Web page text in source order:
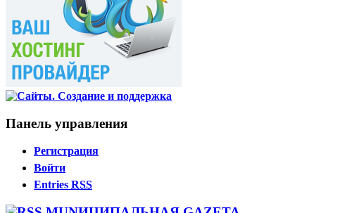
Панель управления
Регистрация
Войти
Entries RSS